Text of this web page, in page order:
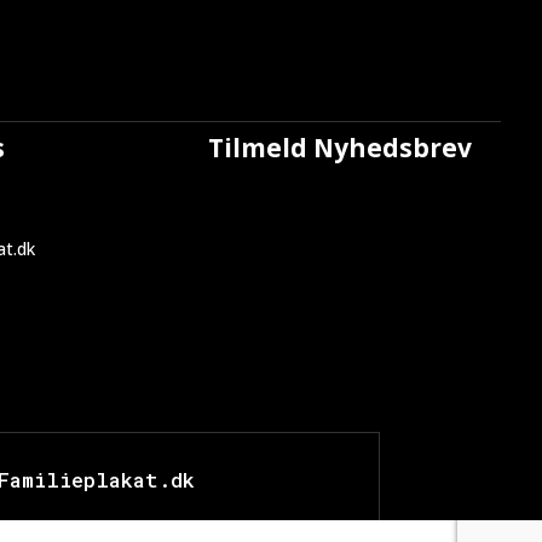
Tilmeld Nyhedsbrev